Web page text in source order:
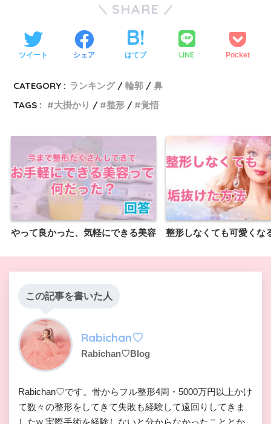
SHARE
ツイート シェア はてブ LINE Pocket
CATEGORY : ランキング 輪郭
鼻
TAGS :
大掛かり 整形 覚悟
やって良かった、気軽にできる美容 整形しなくても可愛くな
この記事を書いた人
Rabichan♡
Rabichan♡Blog
Rabichan♡です。骨からフル整形4周・5000万円以上かけ
て数々の整形をしてきて失敗も経験して遠回りしてきま
したw 実際手術を経験しないと分からなかったこととか